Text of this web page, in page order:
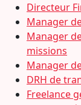
Directeur
Manager
Manager
missions
Manager
DRH de
Freelance